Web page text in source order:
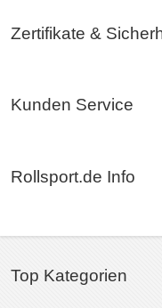
Zertifikate &
Kunden Service
Rollsport.de Info
Top Kategorien